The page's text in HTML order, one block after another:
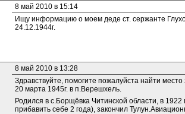
8 май 2010 в 15:14
Ищу информацию о моем деде ст. сержанте
24.12.1944г.
8 май 2010 в 13:28
Здравствуйте, помогите пожалуйста найти
20 марта 1945г. в п.Верешхель.
Родился в с.Борщёвка Читинской области, в
прибавить себе 2 года), закончил